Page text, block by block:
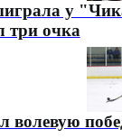
у
три очка
волевую